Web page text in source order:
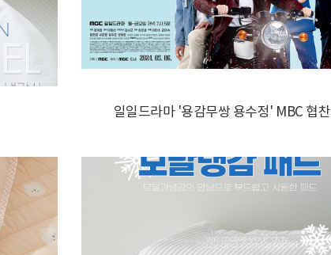
일일드라마 '용감무쌍 용수정' MBC 협찬